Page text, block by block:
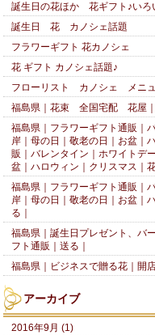
誕生日の花ほか 花ギフト♪い
誕生日 花 カノシェ話題
フラワーギフト 花カノシェ
花 ギフト カノシェ話題♪
フローリスト カノシェ メニ
福島県｜花束 全国宅配 花屋｜
福島県｜フラワーギフト通販｜
岸｜母の日｜敬老の日｜お盆｜
販｜バレンタイン｜ホワイトデ
盆｜ハロウィン｜クリスマス｜
福島県｜フラワーギフト通販｜
岸｜母の日｜敬老の日｜お盆｜
る｜
福島県｜誕生日プレゼント、バ
フト通販｜送る｜
福島県｜ビジネスで贈る花｜開
アーカイブ
2016年9月 (1)